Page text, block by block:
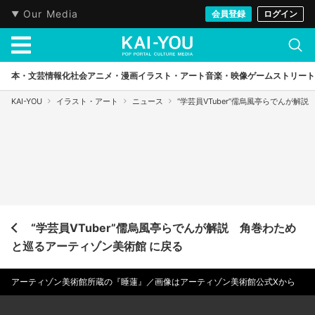
Our Media 会員登録 ログイン
本・文芸情報化社会アニメ・漫画イラスト・アート音楽・映像ゲームストリート
KAI-YOU イラスト・アート ニュース “学芸員VTuber”儒烏風亭らでんが解
“学芸員VTuber”儒烏風亭らでんが解説 角巻わため
と巡るアーティゾン美術館 に戻る
アーティゾン美術館所蔵の『睡蓮』／画像はアーティゾン美術館公式Xから